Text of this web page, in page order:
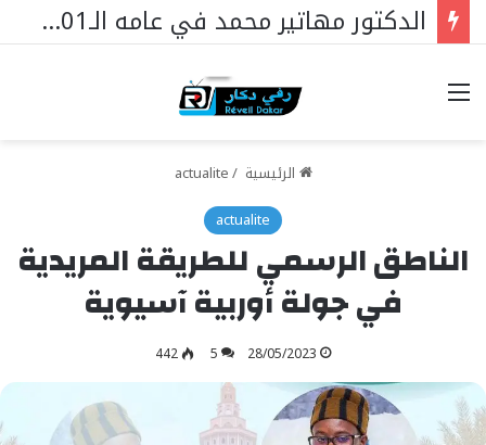
الدكتور مهاتير محمد في عامه الـ101… قائدٌ استثنائي ورمزٌ خالد في مسيرة نهضة ماليزيا.
خيارات
الرئيسية /
actualite
actualite
الناطق الرسمي للطريقة المريدية
في جولة أوربية آسيوية
28/05/2023
5
442